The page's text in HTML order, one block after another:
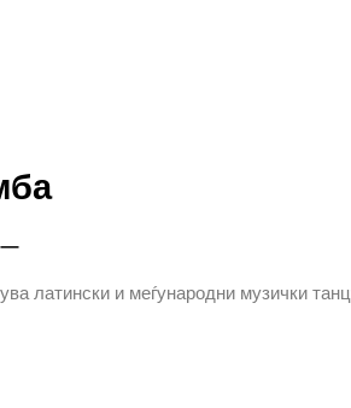
латински и меѓународни музички